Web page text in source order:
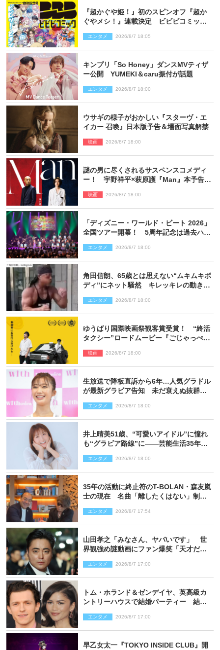
『超かぐや姫！』初のスピンオフ『超か
ぐやメシ！』連載決定 ビビビコミック
エンタメ 2026/8/7 18:05
キンプリ「So Honey」ダンスMVティザ
ー公開 YUMEKI＆caru振付が話題
エンタメ 2026/8/7 18:00
ウサギの様子がおかしい『スターヴ・エ
イカー 召喚』日本版予告＆場面写真解禁
映画 2026/8/7 18:00
謎の男に尽くされるサスペンスコメディ
ー！ 宇野祥平×萩原護『Man』本予告＆
映画 2026/8/7 18:00
「ディズニー・ワールド・ビート 2026」
全国ツアー開幕！ 5周年記念は過去ハイ
ポート】
エンタメ 2026/8/7 18:00
角田信朗、65歳とは思えない“ムキムキボ
ディ”にネット騒然 キレッキレの動きを
エンタメ 2026/8/7 18:00
ゆうばり国際映画祭観客賞受賞！ “終活
タクシー”ロードムービー『ごじゃっぺタ
映画 2026/8/7 18:00
生放送で降板直訴から6年…人気グラドル
が最新グラビア告知 未だ衰えぬ抜群ス
エンタメ 2026/8/7 18:00
井上晴美51歳、“可愛いアイドル”に憧れ
も“グラビア路線”に――芸能生活35年を
エンタメ 2026/8/7 18:00
35年の活動に終止符のT-BOLAN・森友嵐
士の現在 名曲「離したくはない」制作
エンタメ 2026/8/7 17:54
山田孝之「みなさん、ヤバいです」 世
界観強め謎動画にファン爆笑「天才だ
エンタメ 2026/8/7 17:00
トム・ホランド＆ゼンデイヤ、英高級カ
ントリーハウスで結婚パーティー 結婚
エンタメ 2026/8/7 17:00
早乙女太一『TOKYO INSIDE CLUB』開